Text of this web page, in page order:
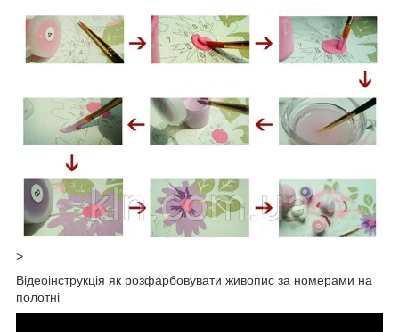
>
Відеоінструкція як розфарбовувати живопис за номерами на
полотні